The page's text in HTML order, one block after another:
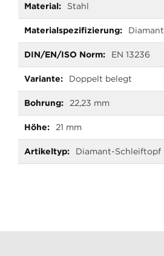
Stahl
Diamant
EN 13236
Doppelt belegt
22,23 mm
21 mm
Diamant-Schleiftopf